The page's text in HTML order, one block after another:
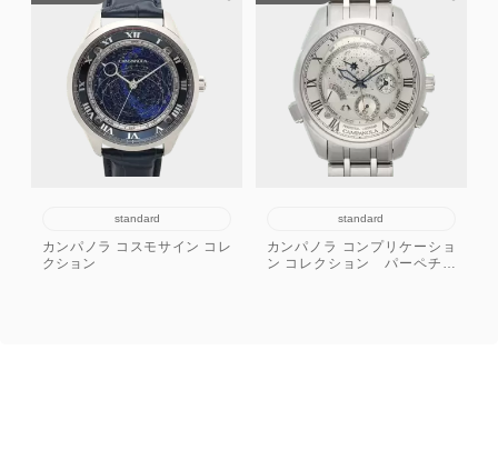
standard
カンパノラ コスモサイン コレ
クション
standard
カンパノラ コンプリケーショ
ン コレクション パーペチュ